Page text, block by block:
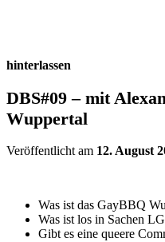
hinterlassen
DBS#09 – mit
Wuppertal
Veröffentlicht am 12. August
Was ist das GayBBQ
Was ist los in Sachen
Gibt es eine queere